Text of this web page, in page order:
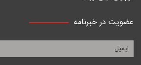
عضویت در خبرنامه